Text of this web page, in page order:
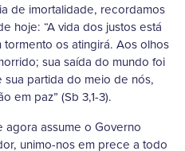
de imortalidade, recordamos
hoje: “A vida dos justos está
os atingirá. Aos olhos
sua saída do mundo foi
partida do meio de nós,
em paz” (Sb 3,1-3).
agora assume o Governo
unimo-nos em prece a todo